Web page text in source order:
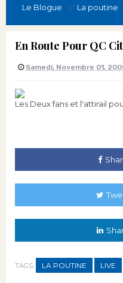
Le Blogue La poutine
En Route Pour QC
Samedi, Novembre 01,
Les Deux fans et l'attirail
TAGS: LA POUTINE LIVE